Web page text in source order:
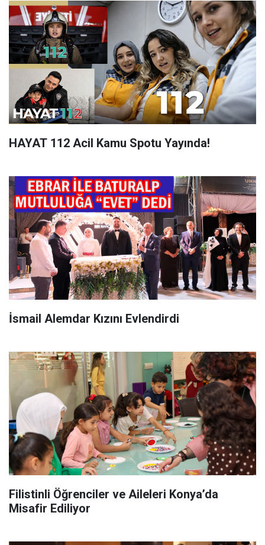
HAYAT 112 Acil Kamu Spotu Yayında!
İsmail Alemdar Kızını Evlendirdi
Filistinli Öğrenciler ve Aileleri Konya’da
Misafir Ediliyor